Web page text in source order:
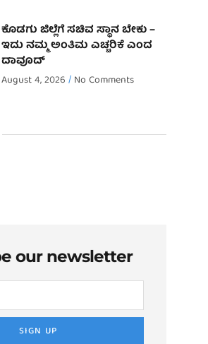
ಕೊಡಗು ಜಿಲ್ಲೆಗೆ ಸಚಿವ ಸ್ಥಾನ ಬೇಕು –
ಇದು ನಮ್ಮ ಅಂತಿಮ ಎಚ್ಚರಿಕೆ ಎಂದ
ದಾವೂದ್ ‌
August 4, 2026 No Comments
our newsletter
SIGN UP